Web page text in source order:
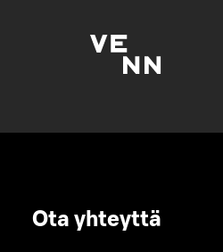
Ota yhteyttä